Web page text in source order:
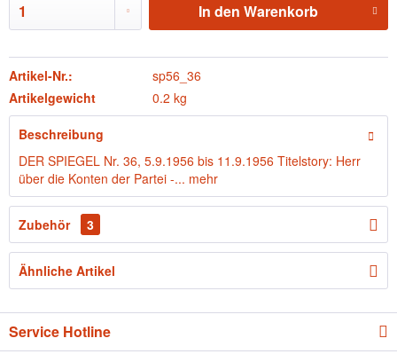
In den Warenkorb
Artikel-Nr.:
sp56_36
Artikelgewicht
0.2 kg
Beschreibung
DER SPIEGEL Nr. 36, 5.9.1956 bis 11.9.1956 Titelstory: Herr
über die Konten der Partei -... mehr
Zubehör 3
Ähnliche Artikel
Service Hotline